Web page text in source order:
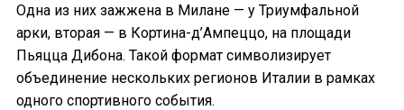
Одна из них зажжена в Милане — у Триумфальной
арки, вторая — в Кортина-д’Ампеццо, на площади
Пьяцца Дибона. Такой формат символизирует
объединение нескольких регионов Италии в рамках
одного спортивного события.